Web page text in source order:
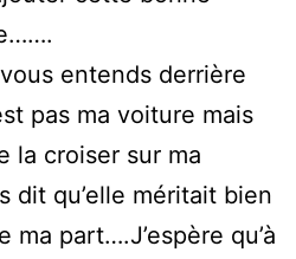
entends derrière
pas ma voiture mais
la croiser sur ma
dit qu’elle méritait bien
part….J’espère qu’à